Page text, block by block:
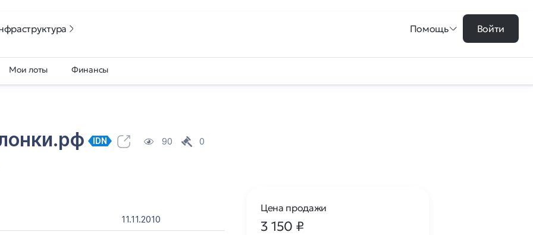
Помощь Войти
Мои лоты Финансы
IDN 90 0
11.11.2010
Цена продажи
3 150 ₽